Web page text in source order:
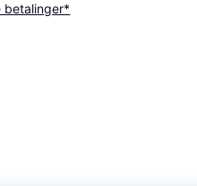
betalinger*